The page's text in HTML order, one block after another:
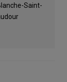
Saint-